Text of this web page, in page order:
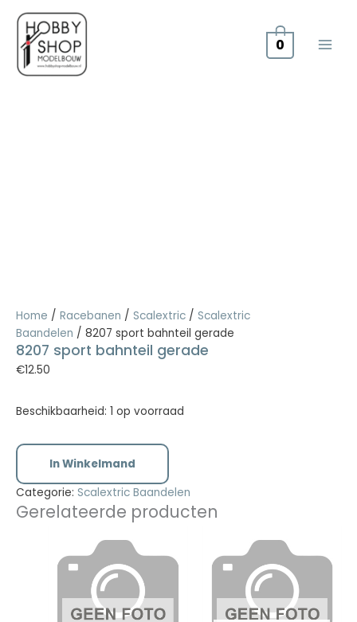
naar
inhoud
0
Home / Racebanen / Scalextric / Scalextric
Baandelen / 8207 sport bahnteil gerade
8207 sport bahnteil gerade
€12.50
Beschikbaarheid: 1 op voorraad
In Winkelmand
Categorie: Scalextric Baandelen
Gerelateerde producten